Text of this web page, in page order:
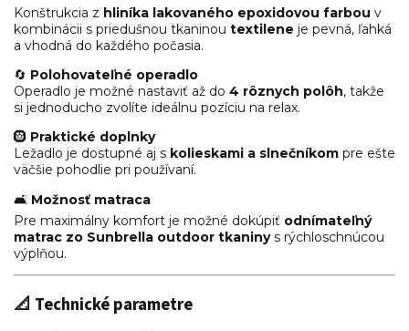
Konštrukcia z hliníka lakovaného epoxidovou farbou v
kombinácii s priedušnou tkaninou textilene je pevná, ľahká
a vhodná do každého počasia.
🔄 Polohovateľné operadlo
Operadlo je možné nastaviť až do 4 rôznych polôh, takže
si jednoducho zvolíte ideálnu pozíciu na relax.
🛞 Praktické doplnky
Ležadlo je dostupné aj s kolieskami a slnečníkom pre ešte
väčšie pohodlie pri používaní.
🛋️ Možnosť matraca
Pre maximálny komfort je možné dokúpiť odnímateľný
matrac zo Sunbrella outdoor tkaninys rýchloschnúcou
výplňou.
📐 Technické parametre